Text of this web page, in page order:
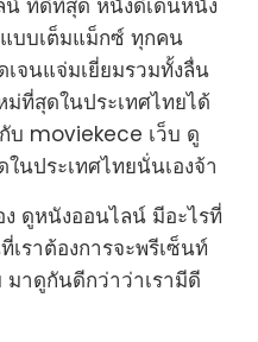
ที่ดีที่สุด หนังดีเด่นหนัง
บบเต็มแม็กซ์ ทุกคน
จนแจ่มเยี่ยมรวมทั้งลื่น
ม่ที่สุดในประเทศไทยได้
บ moviekece เว็บ ดู
นประเทศไทยนั่นเองจ้า
ดูหนังออนไลน์ มีอะไรที่
ราต้องการจะพรีเซ็นท์
าดูกันดีกว่าว่าเรามีดี